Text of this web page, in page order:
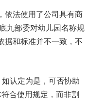
法使用了公司具有商
九部委对幼儿园名称规
据和标准并不一致，不
认定为是，可否协助
合使用规定，而非割